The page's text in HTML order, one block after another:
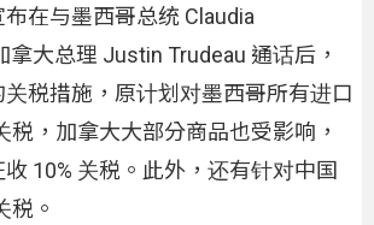
在与墨西哥总统 Claudia
拿大总理 Justin Trudeau 通话后，
税措施，原计划对墨西哥所有进口
税，加拿大大部分商品也受影响，
10% 关税。此外，还有针对中国
税。